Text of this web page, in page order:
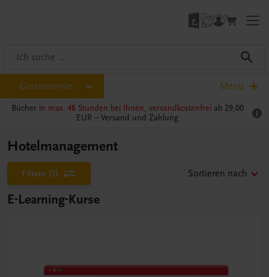
Gastronomie Menü
Bücher in max. 48 Stunden bei Ihnen, versandkostenfrei ab 29,00
EUR – Versand und Zahlung
Hotelmanagement
Filtern (1) Sortieren nach
E-Learning-Kurse